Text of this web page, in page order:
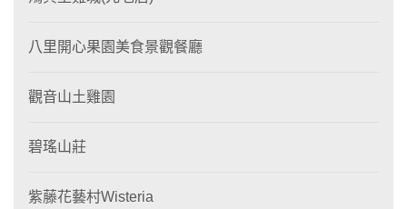
八里開心果園美食景觀餐廳
觀音山土雞園
碧瑤山莊
紫藤花藝村Wisteria